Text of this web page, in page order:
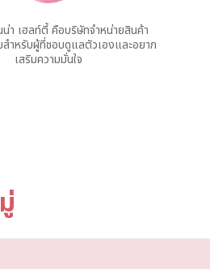
น่า เฮลท์ตี้ คือบริษัทจำหน่ายสินค้า
สำหรับผู้ที่ชอบดูแลตัวเองและอยาก
เสริมความมั่นใจ